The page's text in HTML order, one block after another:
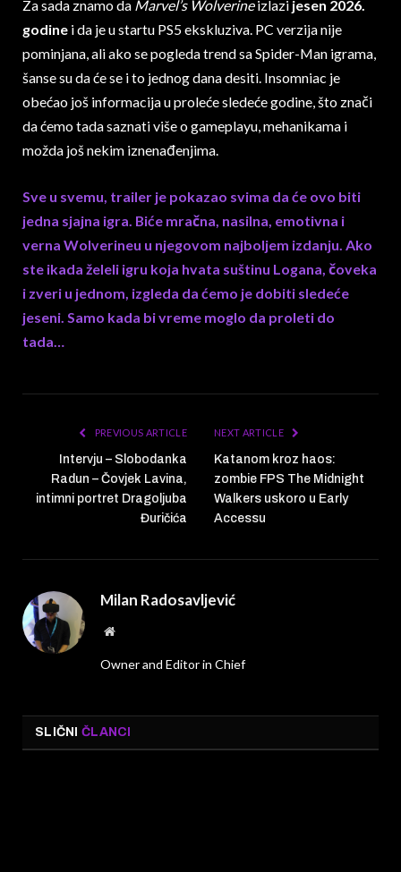
Za sada znamo da Marvel’s Wolverineizlazi jesen 2026.
godine i da je u startu PS5 ekskluziva. PC verzija nije
pominjana, ali ako se pogleda trend sa Spider-Man igrama,
šanse su da će se i to jednog dana desiti. Insomniac je
obećao još informacija u proleće sledeće godine, što znači
da ćemo tada saznati više o gameplayu, mehanikama i
možda još nekim iznenađenjima.
Sve u svemu, trailer je pokazao svima da će ovo biti
jedna sjajna igra. Biće mračna, nasilna, emotivna i
verna Wolverineu u njegovom najboljem izdanju. Ako
ste ikada želeli igru koja hvata suštinu Logana, čoveka
i zveri u jednom, izgleda da ćemo je dobiti sledeće
jeseni. Samo kada bi vreme moglo da proleti do
tada…
PREVIOUS ARTICLE
Intervju – Slobodanka
Radun – Čovjek Lavina,
intimni portret Dragoljuba
Đuričića
NEXT ARTICLE
Katanom kroz haos:
zombie FPS The Midnight
Walkers uskoro u Early
Accessu
Milan Radosavljević
Website
Owner and Editor in Chief
SLIČNI ČLANCI